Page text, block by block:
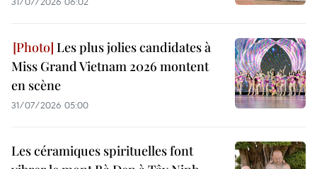
Les plus jolies candidates à
Miss Grand Vietnam 2026 montent
en scène
31/07/2026 05:00
Les céramiques spirituelles font